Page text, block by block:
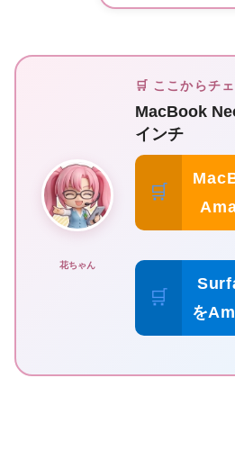
花ちゃん
🛒 ここからチ
MacBook
インチ
🛒
🛒
を